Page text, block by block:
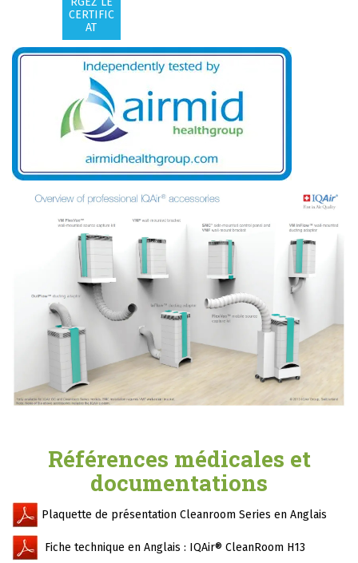
CERTIFIC
AT
Références médicales et
documentations
Plaquette de présentation Cleanroom Series en Anglais
Fiche technique en Anglais : IQAir® CleanRoom H13